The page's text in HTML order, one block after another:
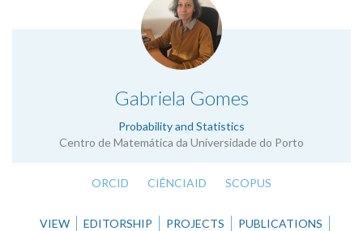
Gabriela Gomes
Probability and Statistics
Centro de Matemática da Universidade do Porto
.
ORCID CIÊNCIAID SCOPUS
VIEW EDITORSHIP PROJECTS
PUBLICATIONS